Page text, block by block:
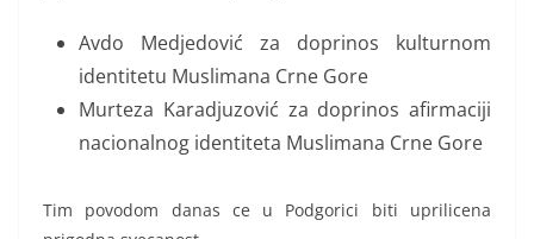
Avdo Medjedović za doprinos kulturnom
identitetu Muslimana Crne Gore
Murteza Karadjuzović za doprinos afirmaciji
nacionalnog identiteta Muslimana Crne Gore
Tim povodom danas ce u Podgorici biti uprilicena